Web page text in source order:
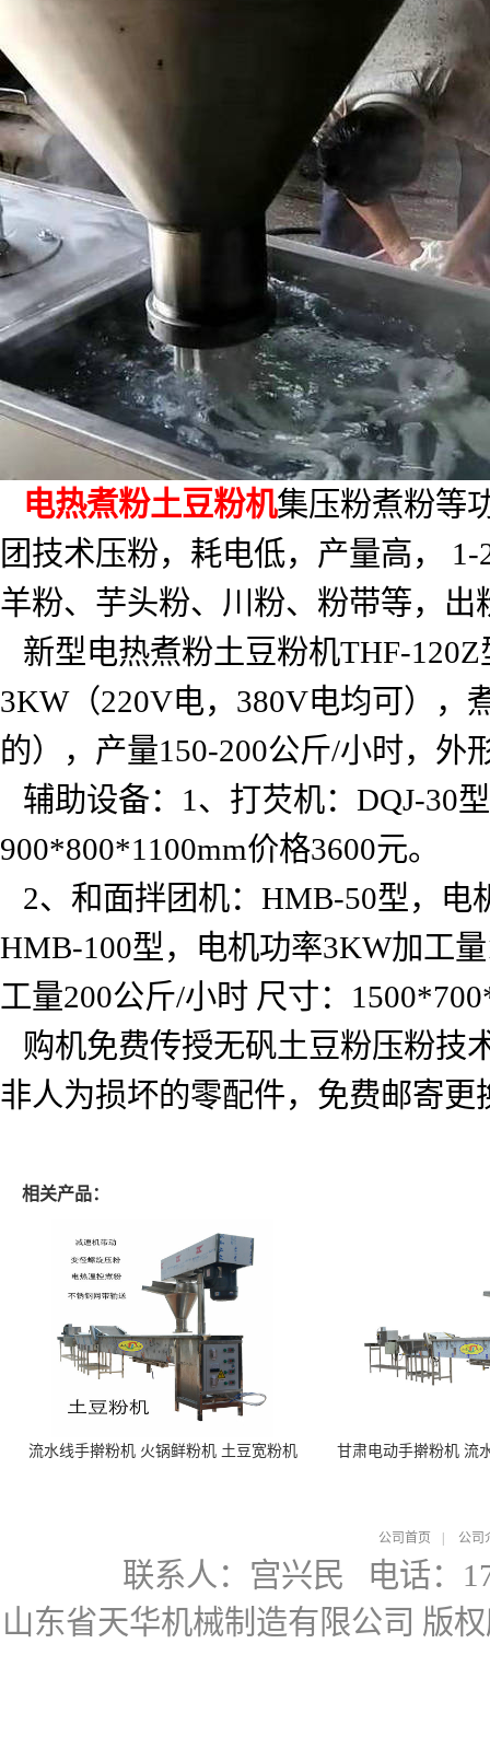
电热煮粉土豆粉机集压粉煮粉等
团技术压粉，耗电低，产量高，
1-
羊粉、芋头粉、川粉、粉带等，
新型电热煮粉土豆粉机THF-120Z
3KW（220V电， 380V电均可），
的），产量150-200公斤/小时，外
辅助设备： 1 、打芡机： DQJ-30
900*800*1100mm价格3600元。
2、和面拌团机： HMB-50型，电
HMB-100型，电机功率3KW加工量
工量200公斤/小时 尺寸：
购机免费传授无矾土豆粉压粉技
非人为损坏的零配件，免费邮寄更
相关产品：
流水线手擀粉机 火锅鲜粉机 土豆宽粉机 甘肃电动手擀粉机 流
公司首页 公司
联系人：宫兴民 电话：
山东省天华机械制造有限公司 版